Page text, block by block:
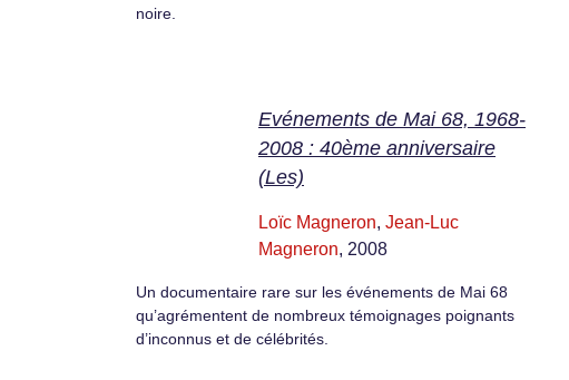
noire.
Evénements de Mai 68, 1968-
2008 : 40ème anniversaire
(Les)
Loïc Magneron, Jean-Luc
Magneron, 2008
Un documentaire rare sur les événements de Mai 68
qu’agrémentent de nombreux témoignages poignants
d’inconnus et de célébrités.